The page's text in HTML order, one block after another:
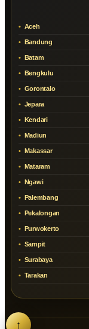
Aceh
Bandung
Batam
Bengkulu
Gorontalo
Jepara
Kendari
Madiun
Makassar
Mataram
Ngawi
Palembang
Pekalongan
Purwokerto
Sampit
Surabaya
Tarakan
↑